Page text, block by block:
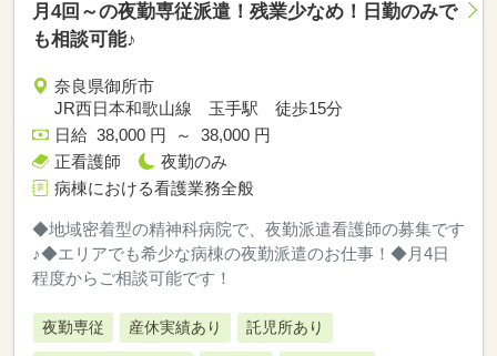
月4回～の夜勤専従派遣！残業少なめ！日勤のみで
も相談可能♪
奈良県御所市
JR西日本和歌山線 玉手駅 徒歩15分
日給 38,000 円 ～ 38,000 円
正看護師
夜勤のみ
病棟における看護業務全般
◆地域密着型の精神科病院で、夜勤派遣看護師の募集です
♪◆エリアでも希少な病棟の夜勤派遣のお仕事！◆月4日
程度からご相談可能です！
夜勤専従 産休実績あり 託児所あり